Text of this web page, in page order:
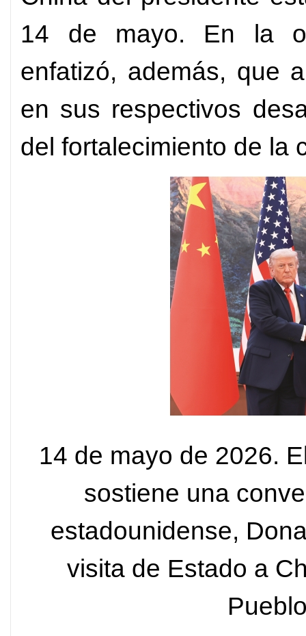
14 de mayo. En la
enfatizó, además, que
en sus respectivos
del fortalecimiento de la
14 de mayo de 2026.
sostiene una
estadounidense,
visita de Estado a